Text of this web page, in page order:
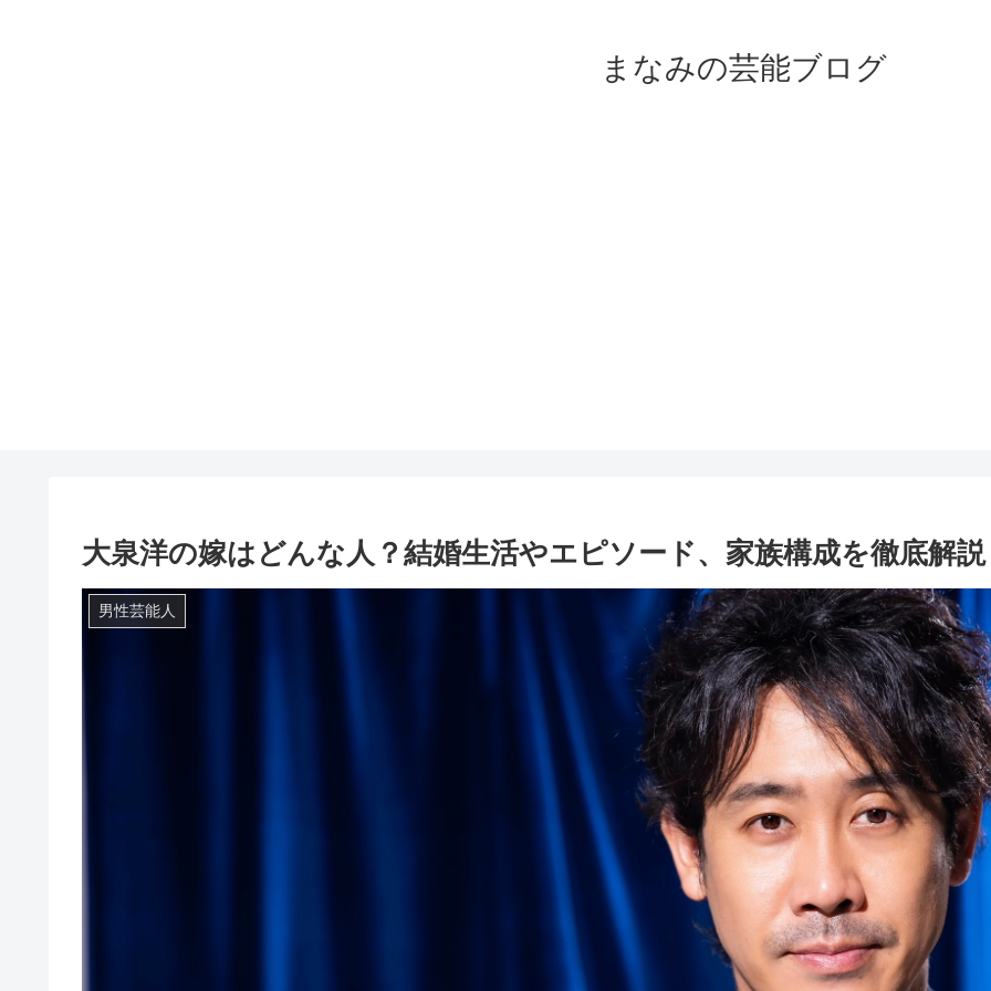
まなみの芸能ブログ
大泉洋の嫁はどんな人？結婚生活やエピソード、家族構成を徹底解
男性芸能人